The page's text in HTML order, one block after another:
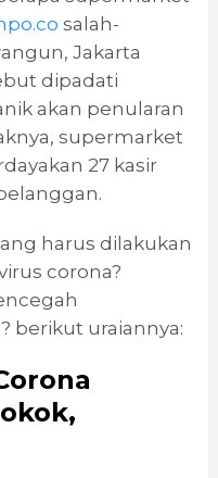
salah-
Jakarta
dipadati
akan penularan
supermarket
27 kasir
harus dilakukan
corona?
berikut uraiannya: